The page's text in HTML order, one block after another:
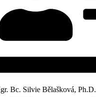
Bc. Silvie Bělašková, Ph.D.